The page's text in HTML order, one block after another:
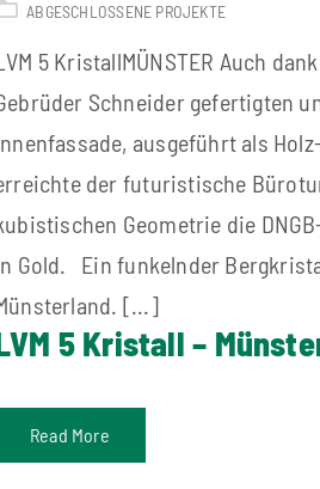
ABGESCHLOSSENE PROJEKTE
5 KristallMÜNSTER Auch
Schneider gefertigten
ausgeführt als
der futuristische
Geometrie die
Gold. Ein funkelnder
[...]
5 Kristall –
Read More